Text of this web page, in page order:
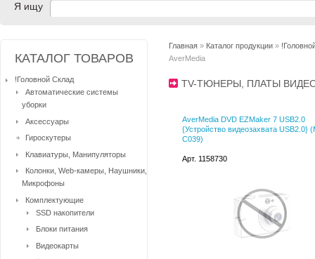
Я ищу
Главная » Каталог продукции »
AverMedia
TV-ТЮНЕРЫ, ПЛАТЫ
AverMedia DVD EZMaker 7 USB2.0
{Устройство видеозахвата USB2.0}
C039)
Арт. 1158730
КАТАЛОГ ТОВАРОВ
!Головной Склад
Автоматические системы
уборки
Аксессуары
Гироскутеры
Клавиатуры, Манипуляторы
Колонки, Web-камеры, Наушники,
Микрофоны
Комплектующие
SSD накопители
Блоки питания
Видеокарты